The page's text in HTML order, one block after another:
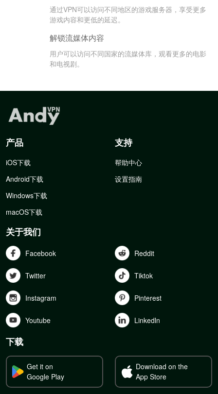
通过VPN可以访问不同地区的游戏服务器，享受更多
游戏内容和更低的延迟。
解锁流媒体内容
用户可以访问不同国家的流媒体库，观看更多的电影
和电视剧。
产品
iOS下载
Android下载
Windows下载
macOS下载
支持
帮助中心
设置指南
关于我们
Facebook Reddit
Twitter Tiktok
Instagram Pinterest
Youtube Linkedln
下载
Get it on
Google Play
Download on the
App Store